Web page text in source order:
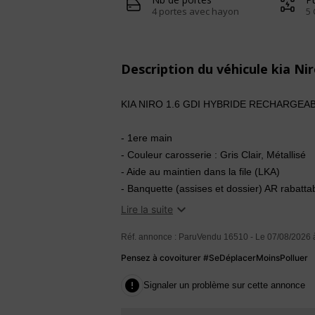
4 portes avec hayon 5
Description du véhicule kia
KIA NIRO 1.6 GDI HYBRIDE
- 1ere main
- Couleur carosserie : Gris Clair, Métallisé
- Aide au maintien dans la file (LKA)
- Banquette (assises et dossier) AR
- Becquet AR noir laqué intégré au hayon
- Compteur de tableau de bord central LCD
- Contrôle de la pression des pneumatiques
- Feux antibrouillard AR
Lire la suite 
Réf. annonce : ParuVendu 16510 - Le 07/08/2026
Pensez à covoiturer #SeDéplacerMoinsPolluer
 Signaler un problème sur cette annonce